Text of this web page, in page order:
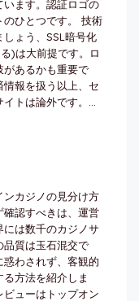
ます。認証ロゴの
のひとつです。 技術
ょう、SSL暗号化
)は大前提です。ロ
があるかも重要で
報を扱う以上、セ
トは論外です。...
カジノの見分け方
確認すべきは、運営
は数千のカジノサ
品質は玉石混交で
わされず、客観的
方法を紹介しま
ューはトップオン